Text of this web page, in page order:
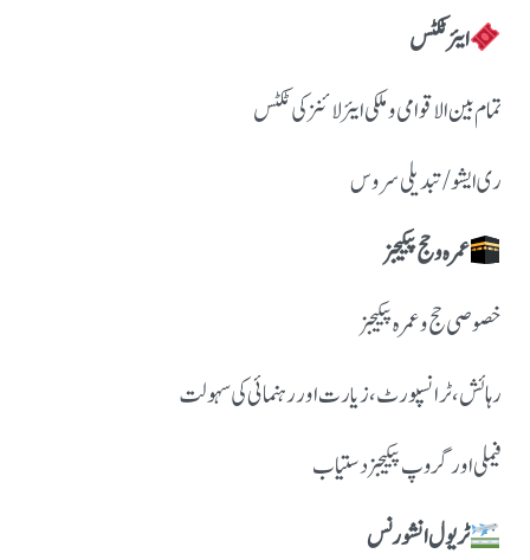
ایئر ٹکٹس
تمام بین الاقوامی و ملکی ایئرلائنز کی ٹکٹس
ری ایشو / تبدیلی سروس
عمرہ و حج پیکیجز
خصوصی حج و عمرہ پیکیجز
رہائش، ٹرانسپورٹ، زیارت اور رہنمائی کی سہولت
فیملی اور گروپ پیکیجز دستیاب
ٹریول انشورنس